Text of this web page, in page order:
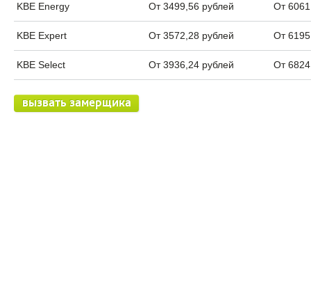
KBE Energy От 3499,56 рублей От
KBE Expert От 3572,28 рублей От
KBE Select От 3936,24 рублей От
вызвать замерщика